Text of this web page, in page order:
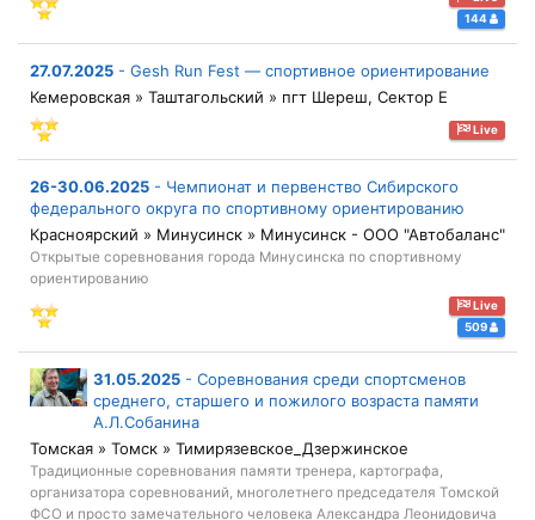
144
27.07.2025 - Gesh Run Fest — спортивное ориентирование
Кемеровская » Таштагольский » пгт Шереш, Сектор Е
Live
26-30.06.2025 - Чемпионат и первенство Сибирского
федерального округа по спортивному ориентированию
Красноярский » Минусинск » Минусинск - ООО "Автобаланс"
Открытые соревнования города Минусинска по спортивному
ориентированию
Live
509
31.05.2025 - Соревнования среди спортсменов
среднего, старшего и пожилого возраста памяти
А.Л.Собанина
Томская » Томск » Тимирязевское_Дзержинское
Традиционные соревнования памяти тренера, картографа,
организатора соревнований, многолетнего председателя Томской
ФСО и просто замечательного человека Александра Леонидовича